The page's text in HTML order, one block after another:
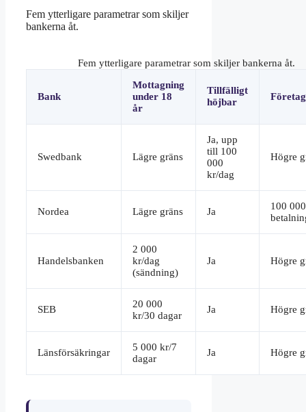
Fem ytterligare parametrar som skiljer
bankerna åt.
Fem ytterligare parametrar som skiljer bankerna åt.
Bank
Mottagning
under 18
år
Tillfälligt
höjbar
Swedbank Lägre gräns
Ja, upp
till 100
000
kr/dag
Högre
Nordea Lägre gräns Ja
100
Handelsbanken
2 000
kr/dag
(sändning)
Ja Högre
SEB
20 000
kr/30 dagar
Ja Högre
Länsförsäkringar
5 000 kr/7
dagar
Ja Högre